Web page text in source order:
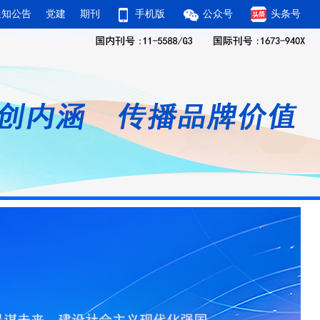
公告 党建 期刊 手机版 公众号 头条号